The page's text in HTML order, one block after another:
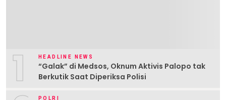
1 HEADLINE NEWS
“Galak” di Medsos, Oknum Aktivis Palopo tak
Berkutik Saat Diperiksa Polisi
POLRI